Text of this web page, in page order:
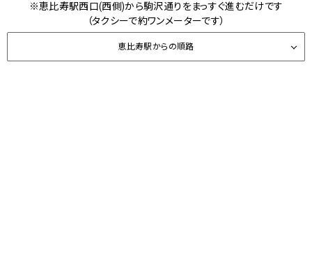
※恵比寿駅西口(西側)から駒沢通りをまっすぐ進むだけです
（タクシーで約ワンメーターです）
恵比寿駅からの順路